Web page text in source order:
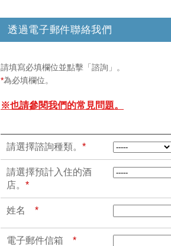
透過電子郵件聯絡我們
請填寫必填欄位並點擊「諮詢」。
*為必填欄位。
※也請參閱我們的常見問題。
請選擇諮詢種類。 *
請選擇預計入住的酒
店。 *
姓名 *
電子郵件信箱 *